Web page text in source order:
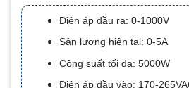
hạng
0.0
5
sao
Điện áp đầu ra: 0-1000V
Sản lượng hiện tại: 0-5A
Công suất tối đa: 5000W
Điện áp đầu vào: 170-